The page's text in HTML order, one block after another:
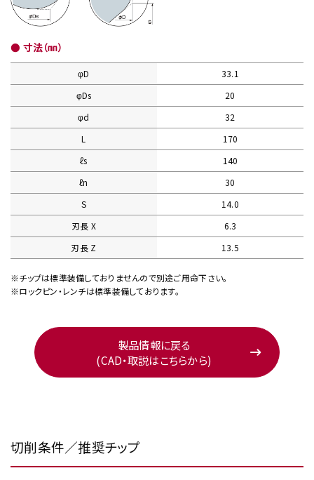
● 寸法（㎜）
φD
33.1
φDs
20
φd
32
L
170
ℓs
140
ℓn
30
S
14.0
刃長 X
6.3
刃長 Z
13.5
※チップは標準装備しておりませんので別途ご用命下さい。
※ロックピン・レンチは標準装備しております。
製品情報に戻る
(CAD・取説はこちらから)
切削条件／推奨チップ